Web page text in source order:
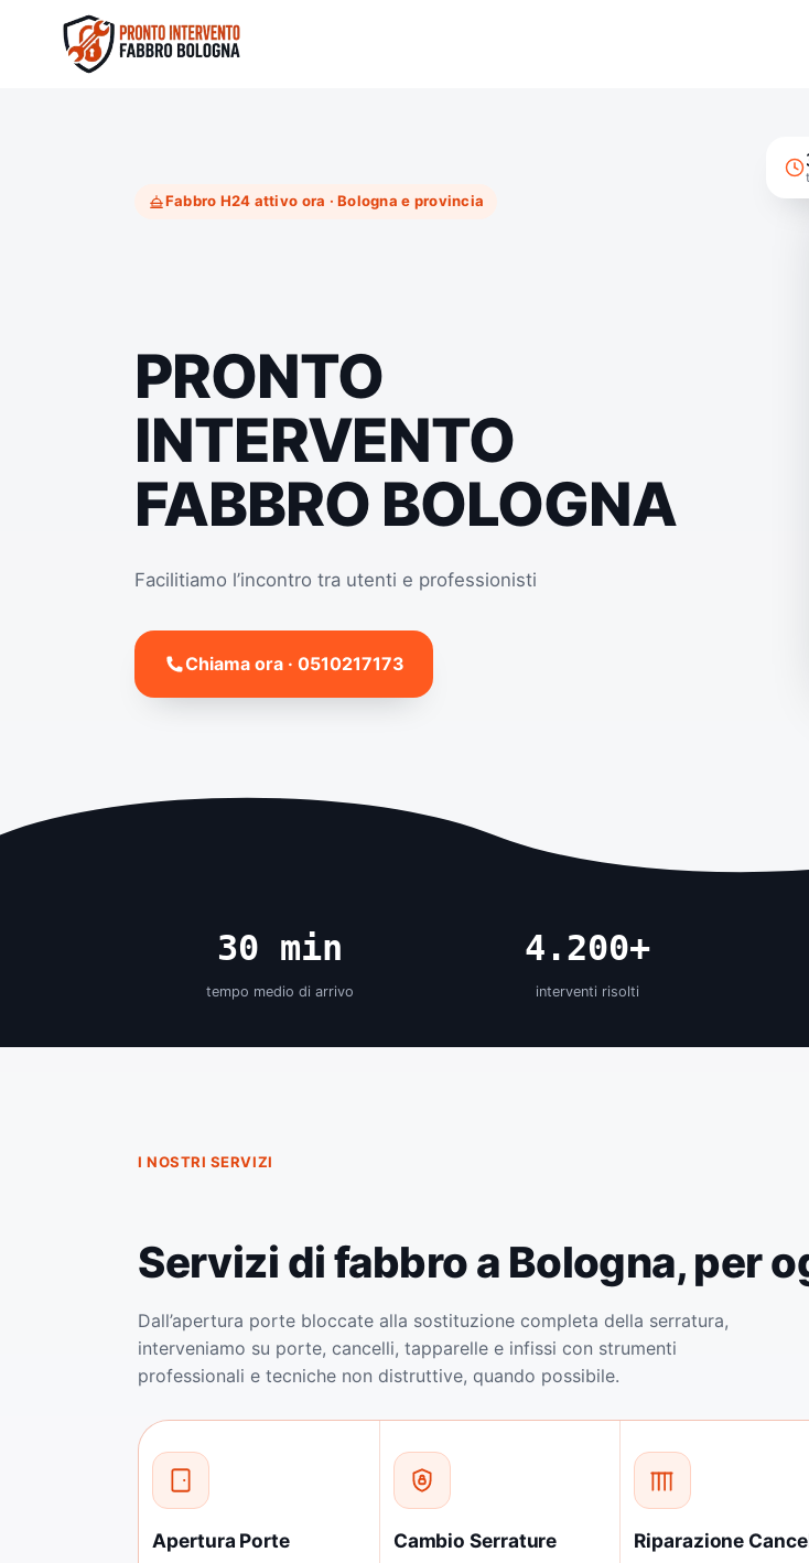
Fabbro H24 attivo ora · Bologna e provincia
PRONTO
INTERVENTO
FABBRO BOLOGNA
Facilitiamo l’incontro tra utenti e professionisti
Chiama ora · 0510217173
30 min
tempo medio di arrivo
4.200+
interventi risolti
I NOSTRI SERVIZI
Servizi di fabbro a Bologna, per
Dall’apertura porte bloccate alla sostituzione completa della serratura,
interveniamo su porte, cancelli, tapparelle e infissi con strumenti
professionali e tecniche non distruttive, quando possibile.
Apertura Porte Cambio Serrature Riparazione